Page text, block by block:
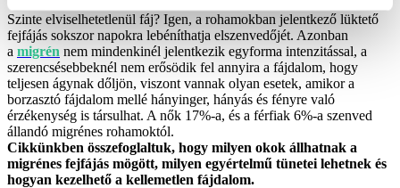
Szinte elviselhetetlenül fáj? Igen, a rohamokban jelentkező lüktető
fejfájás sokszor napokra lebéníthatja elszenvedőjét. Azonban
a migrén nem mindenkinél jelentkezik egyforma intenzitással, a
szerencsésebbeknél nem erősödik fel annyira a fájdalom, hogy
teljesen ágynak dőljön, viszont vannak olyan esetek, amikor a
borzasztó fájdalom mellé hányinger, hányás és fényre való
érzékenység is társulhat. A nők 17%-a, és a férfiak 6%-a szenved
állandó migrénes rohamoktól.
Cikkünkben összefoglaltuk, hogy milyen okok állhatnak a
migrénes fejfájás mögött, milyen egyértelmű tünetei lehetnek és
hogyan kezelhető a kellemetlen fájdalom.